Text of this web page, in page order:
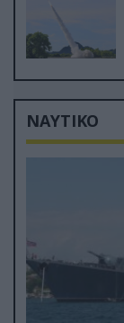
ΝΑΥΤΙΚΟ